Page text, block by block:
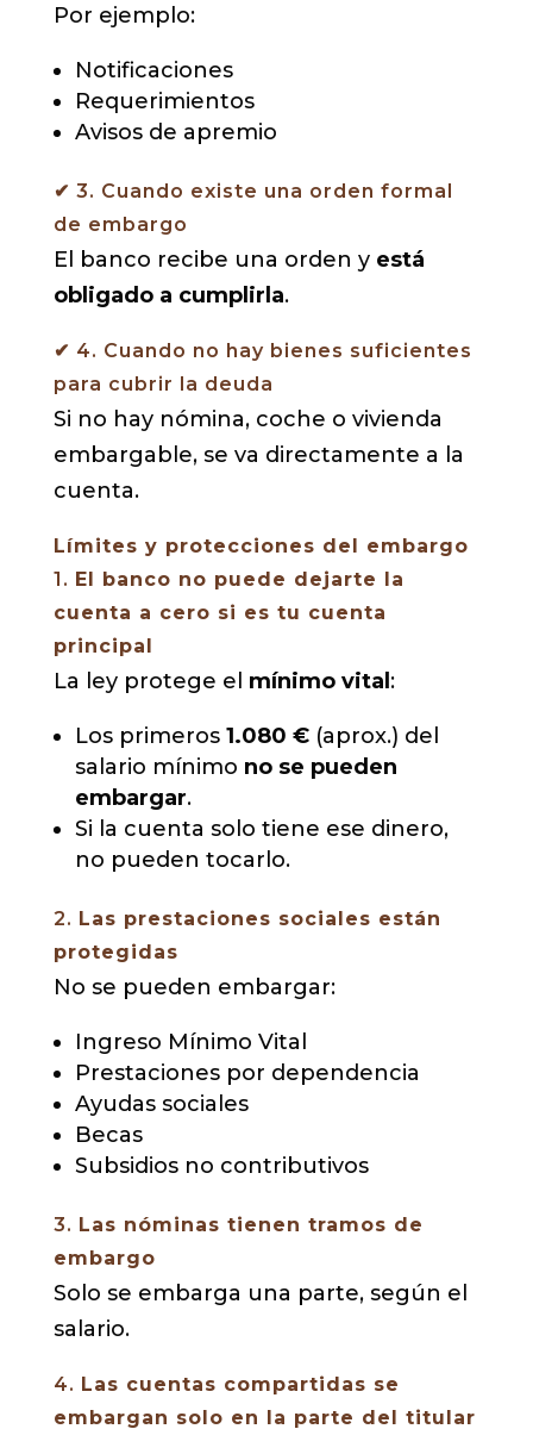
Por ejemplo:
Notificaciones
Requerimientos
Avisos de apremio
✔ 3. Cuando existe una orden formal
de embargo
El banco recibe una orden y está
obligado a cumplirla.
✔ 4. Cuando no hay bienes suficientes
para cubrir la deuda
Si no hay nómina, coche o vivienda
embargable, se va directamente a la
cuenta.
Límites y protecciones del embargo
1. El banco no puede dejarte la
cuenta a cero si es tu cuenta
principal
La ley protege el mínimo vital :
Los primeros 1.080 €(aprox.) del
salario mínimo no se pueden
embargar.
Si la cuenta solo tiene ese dinero,
no pueden tocarlo.
2. Las prestaciones sociales están
protegidas
No se pueden embargar:
Ingreso Mínimo Vital
Prestaciones por dependencia
Ayudas sociales
Becas
Subsidios no contributivos
3. Las nóminas tienen tramos de
embargo
Solo se embarga una parte, según el
salario.
4. Las cuentas compartidas se
embargan solo en la parte del titular